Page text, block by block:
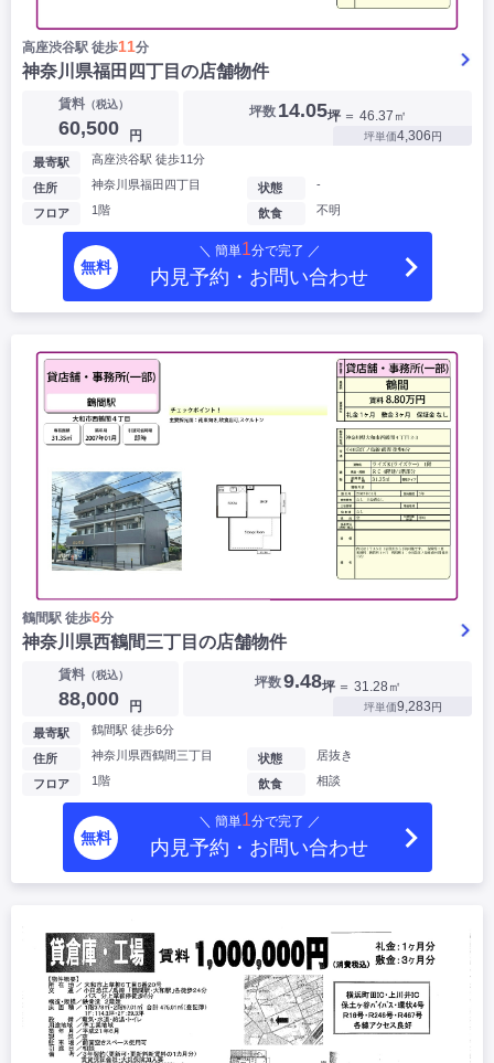
高座渋谷駅 徒歩11分
神奈川県福田四丁目の店舗物件
賃料 （税込）
60,500 円
坪数 14.05坪 ＝ 46.37㎡
坪単価4,306円
最寄駅 高座渋谷駅 徒歩11分
住所 神奈川県福田四丁目
フロア 1階
状態 -
飲食 不明
無料
＼ 簡単1分で完了 ／
内見予約・お問い合わせ
鶴間駅 徒歩6分
神奈川県西鶴間三丁目の店舗物件
賃料 （税込）
88,000 円
坪数9.48坪 ＝ 31.28㎡
坪単価9,283円
最寄駅 鶴間駅 徒歩6分
住所 神奈川県西鶴間三丁目
フロア 1階
状態 居抜き
飲食 相談
無料
＼ 簡単1分で完了 ／
内見予約・お問い合わせ